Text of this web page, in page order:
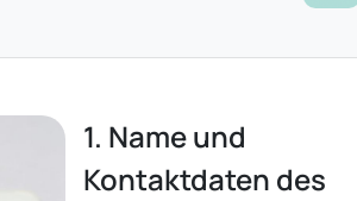
1. Name und
Kontaktdaten des